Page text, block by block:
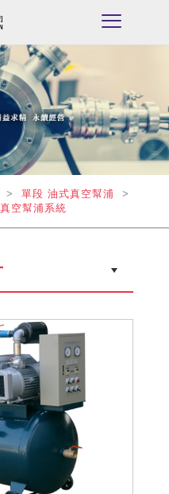
> 單段 油式真空幫浦 >
真空幫浦系統